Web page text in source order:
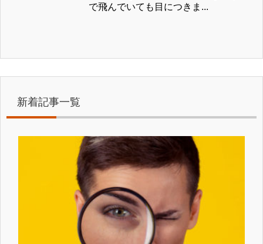
で飛んでいても目につきま...
新着記事一覧